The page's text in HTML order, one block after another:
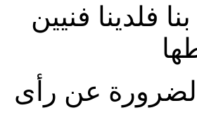
فلدينا فنيين
بالضرورة عن رأى